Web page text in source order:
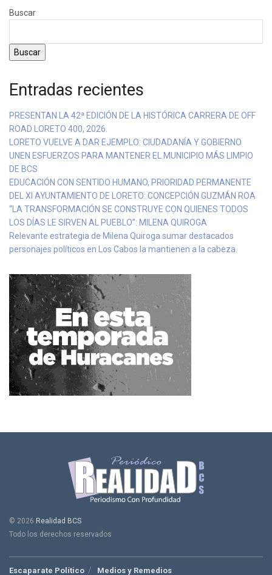
Buscar
Buscar
Entradas recientes
PRESENTAN LA 42ª EDICIÓN DE LA HISTÓRICA CARRERA DE OFF
ROAD LORETO 400, 2026.
LORETO VUELVE A DAR EJEMPLO: CIUDADANÍA Y GOBIERNO
UNEN ESFUERZOS PARA MANTENER EL MUNICIPIO MÁS LIMPIO
DE BCS
EDUCACIÓN CON SENTIDO HUMANO, PRIORIDAD PERMANENTE
DEL XI AYUNTAMIENTO DE LORETO: CONCEPCIÓN GUZMÁN ROA
“LA TRANSFORMACIÓN SE CONSTRUYE CON QUIENES TODOS
LOS DÍAS LE SIRVEN AL PUEBLO”: MILENA QUIROGA
Relevante estrategia de Milena Quiroga sumar destacados
personajes políticos en Los Cabos la mantienen a la cabeza.
© 2026 Realidad BCS
Todo los derechos reservados
Escaparate Político Medios y Remedios